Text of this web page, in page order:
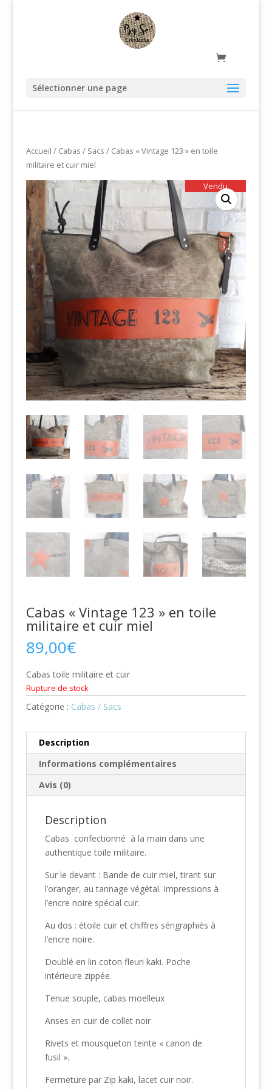
Sélectionner une page
Accueil / Cabas / Sacs / Cabas « Vintage 123 » en toile
militaire et cuir miel
Vendu
Cabas « Vintage 123 » en toile
militaire et cuir miel
89,00€
Cabas toile militaire et cuir
Rupture de stock
Catégorie : Cabas / Sacs
Description
Informations complémentaires
Avis (0)
Description
Cabas confectionné à la main dans une
authentique toile militaire.
Sur le devant : Bande de cuir miel, tirant sur
l’oranger, au tannage végétal. Impressions à
l’encre noire spécial cuir.
Au dos : étoile cuir et chiffres sérigraphiés à
l’encre noire.
Doublé en lin coton fleuri kaki. Poche
intérieure zippée.
Tenue souple, cabas moelleux
Anses en cuir de collet noir
Rivets et mousqueton teinte « canon de
fusil ».
Fermeture par Zip kaki, lacet cuir noir.